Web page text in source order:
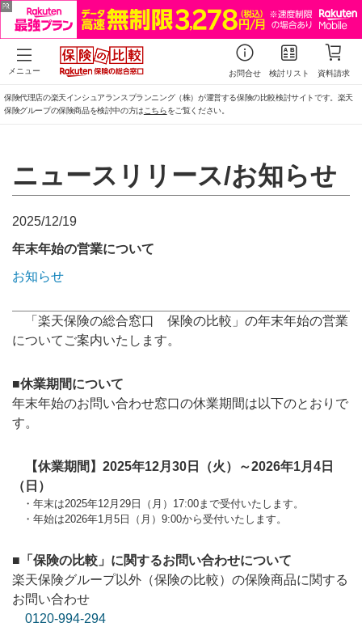
メニュー お問合せ 検討リスト 資料請求
保険代理店の楽天インシュアランスプランニング（株）が運営する保険の比較検討サイトです。楽天
保険グループの保険商品を検討中の方は こちらをご覧ください。
ニュースリリース/お知らせ
2025/12/19
年末年始の営業について
お知らせ
「楽天保険の総合窓口 保険の比較」の年末年始の営業
についてご案内いたします。
■休業期間について
年末年始のお問い合わせ窓口の休業期間は以下のとおりで
す。
【休業期間】2025年12月30日（火）～2026年1月4日
（日）
・年末は2025年12月29日（月）17:00まで受付いたします。
・年始は2026年1月5日（月）9:00から受付いたします。
■「保険の比較」に関するお問い合わせについて
楽天保険グループ以外（保険の比較）の保険商品に関する
お問い合わせ
0120-994-294